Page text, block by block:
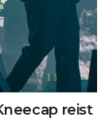
reist